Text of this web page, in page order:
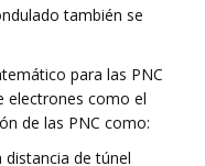
también se
para las PNC
electrones como el
de las PNC como:
distancia de túnel